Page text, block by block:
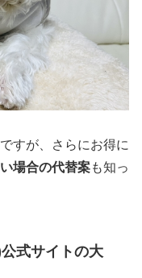
すが、さらにお得に
場合の代替案も知っ
式サイトの大